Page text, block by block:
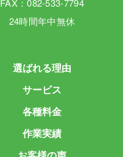
FAX：082-533-7794
24時間年中無休
選ばれる理由
サービス
各種料金
作業実績